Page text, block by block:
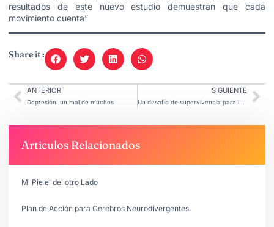
resultados de este nuevo estudio demuestran que cada
movimiento cuenta”
Share it :
ANTERIOR
Depresión. un mal de muchos
SIGUIENTE
Un desafío de supervivencia para la democracia.
Articulos Relacionados
Mi Pie el del otro Lado
Plan de Acción para Cerebros Neurodivergentes.